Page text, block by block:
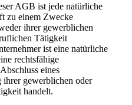
AGB ist jede natürliche
zu einem Zwecke
ihrer gewerblichen
Tätigkeit
ist eine natürliche
rechtsfähige
eines
ihrer gewerblichen oder
handelt.